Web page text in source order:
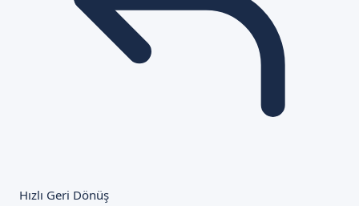
Hızlı Geri Dönüş